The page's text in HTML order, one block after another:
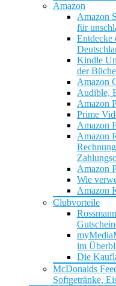
Amazon
Amazon
für
Entdecke
Kindle
der
Amazon
Audible,
Amazon
Prime
Amazon
Amazon
Amazon
Wie
Amazon
Clubvorteile
im
Die
McDonalds
Softgetränke,